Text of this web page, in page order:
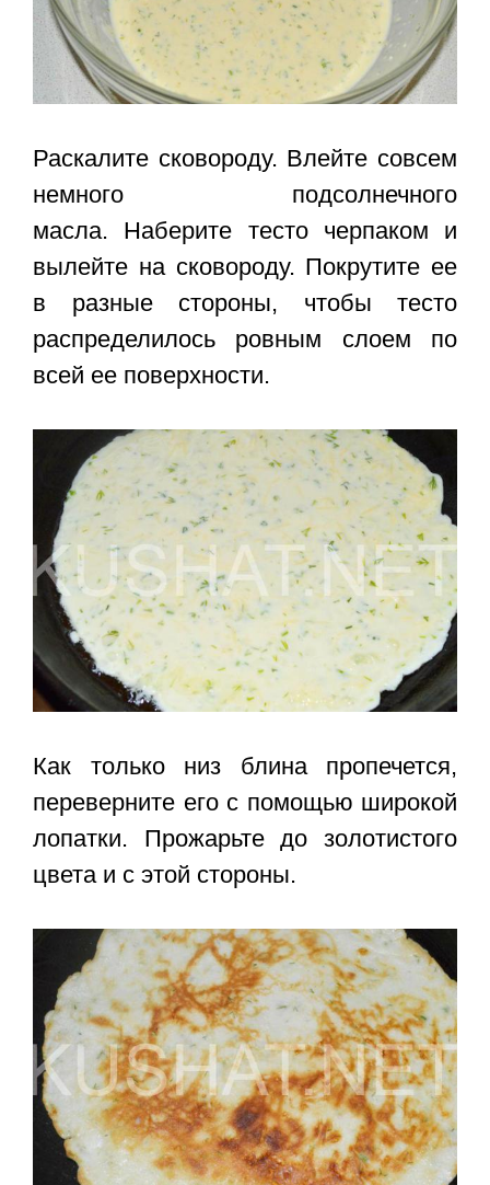
Раскалите сковороду. Влейте совсем
немного подсолнечного
масла. Наберите тесто черпаком и
вылейте на сковороду. Покрутите ее
в разные стороны, чтобы тесто
распределилось ровным слоем по
всей ее поверхности.
Как только низ блина пропечется,
переверните его с помощью широкой
лопатки. Прожарьте до золотистого
цвета и с этой стороны.